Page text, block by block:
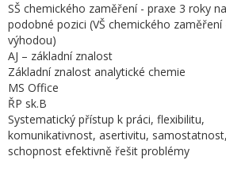
SŠ chemického zaměření - praxe 3 roky na
podobné pozici (VŠ chemického zaměření
výhodou)
AJ – základní znalost
Základní znalost analytické chemie
MS Office
ŘP sk.B
Systematický přístup k práci, flexibilitu,
komunikativnost, asertivitu, samostatnost,
schopnost efektivně řešit problémy